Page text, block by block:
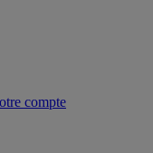
compte